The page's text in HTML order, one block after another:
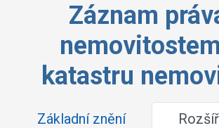
Záznam
katastru
Základní znění